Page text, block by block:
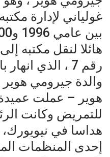
غولياني لإدارة
هائلا لنقل مكتبه
رقم 7 ، الذي انهار بالتفجيرات.
والدة جيرومي
هوير – عملت
للتمريض وكانت
هداسا في
إحدى المنظمات